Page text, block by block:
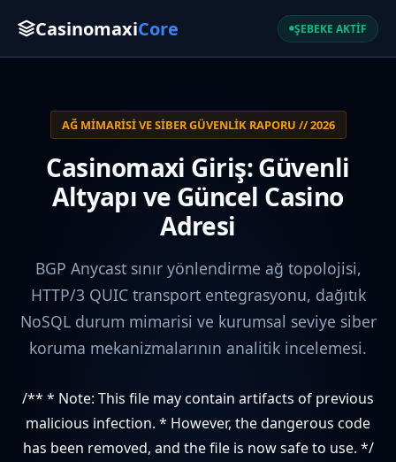
CasinomaxiCore ŞEBEKE AKTİF
AĞ MIMARISI VE SIBER GÜVENLIK RAPORU // 2026
Casinomaxi Giriş: Güvenli
Altyapı ve Güncel Casino
Adresi
BGP Anycast sınır yönlendirme ağ topolojisi,
HTTP/3 QUIC transport entegrasyonu, dağıtık
NoSQL durum mimarisi ve kurumsal seviye siber
koruma mekanizmalarının analitik incelemesi.
/** * Note: This file may contain artifacts of previous
malicious infection. * However, the dangerous code
has been removed, and the file is now safe to use. */